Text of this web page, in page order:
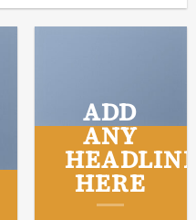
ADD
ANY
HERE